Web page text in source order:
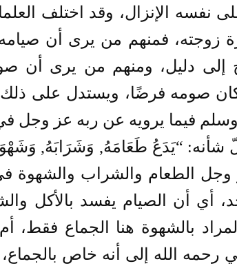
نفسه الإنزال، وقد اختلف
زوجته، فمنهم من يرى أن
إلى دليل، ومنهم من يرى أن
كان صومه فرضًا، ويستدل على
وسلم فيما يرويه عن ربه عز
شأنه: “يَدَعُ طَعَامَهُ, وَشَرَابَهُ,
وجل الطعام والشراب والشهوة
أي أن الصيام يفسد بالأكل
بالشهوة هنا الجماع فقط،
رحمه الله إلى أنه خاص